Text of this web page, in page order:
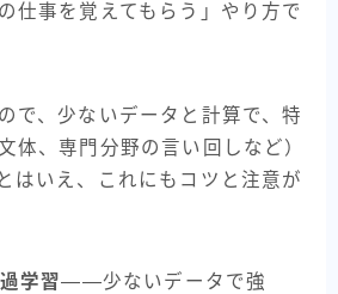
仕事を覚えてもらう」やり方で
で、少ないデータと計算で、特
体、専門分野の言い回しなど）
はいえ、これにもコツと注意が
学習——少ないデータで強